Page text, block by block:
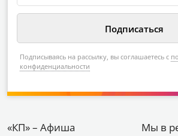
Подписываясь на рассылку, вы соглашаетесь с
конфиденциальности
«КП» – Афиша Мы в